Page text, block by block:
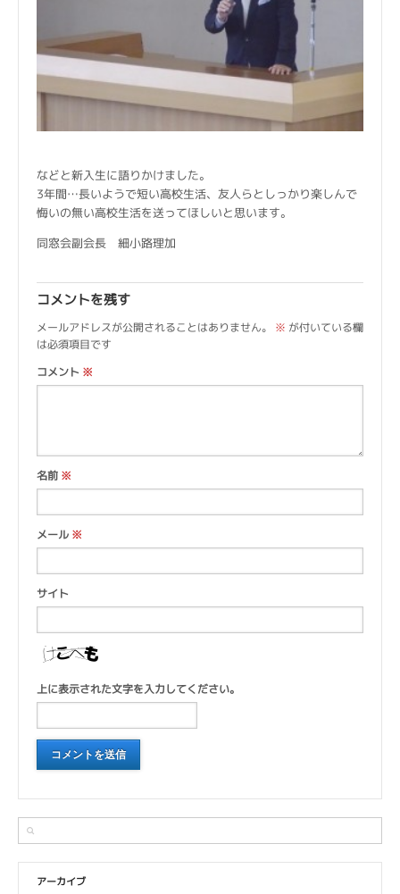
などと新入生に語りかけました。
3年間…長いようで短い高校生活、友人らとしっかり楽しんで
悔いの無い高校生活を送ってほしいと思います。
同窓会副会長 細小路理加
コメントを残す
メールアドレスが公開されることはありません。 ※ が付いている欄
は必須項目です
コメント ※
名前 ※
メール ※
サイト
上に表示された文字を入力してください。
アーカイブ